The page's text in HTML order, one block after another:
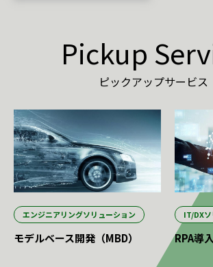
Pickup
ピックアップサービス
エンジニアリングソリューション
モデルベース開発（MBD）
IT/DX
RPA導